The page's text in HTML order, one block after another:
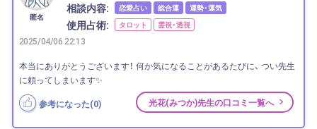
匿名
相談内容: 恋愛占い 総合運 運勢・運気
使用占術: タロット 霊視・透視
2025/04/06 22:13
本当にありがとうございます！ 何か気になることがあるたびに、 つい先生
に頼ってしまいます✨
参考になった(0) 光花(みつか)先生の口コミ一覧へ